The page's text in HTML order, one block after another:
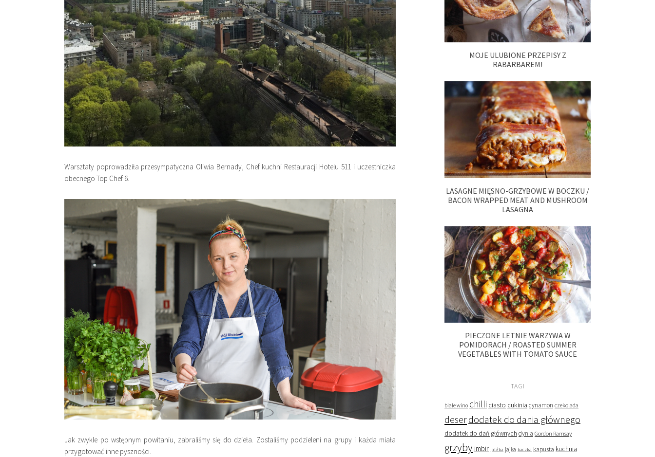
Warsztaty poprowadziła przesympatyczna Oliwia Bernady, Chef kuchni Restauracji Hotelu 511 i uczestniczka
obecnego Top Chef 6.
Jak zwykle po wstępnym powitaniu, zabraliśmy się do dzieła. Zostaliśmy podzieleni na grupy i każda miała
przygotować inne pyszności.
MOJE ULUBIONE PRZEPISY Z
RABARBAREM!
LASAGNE MIĘSNO-GRZYBOWE W BOCZKU /
BACON WRAPPED MEAT AND MUSHROOM
LASAGNA
PIECZONE LETNIE WARZYWA W
POMIDORACH / ROASTED SUMMER
VEGETABLES WITH TOMATO SAUCE
TAGI
białe wino chilli ciasto cukinia cynamon czekolada
deserdodatek do dania głównego
dodatek do dań głównych dynia Gordon Ramsay
grzyby imbir jabłka jajka kaczka kapusta kuchnia